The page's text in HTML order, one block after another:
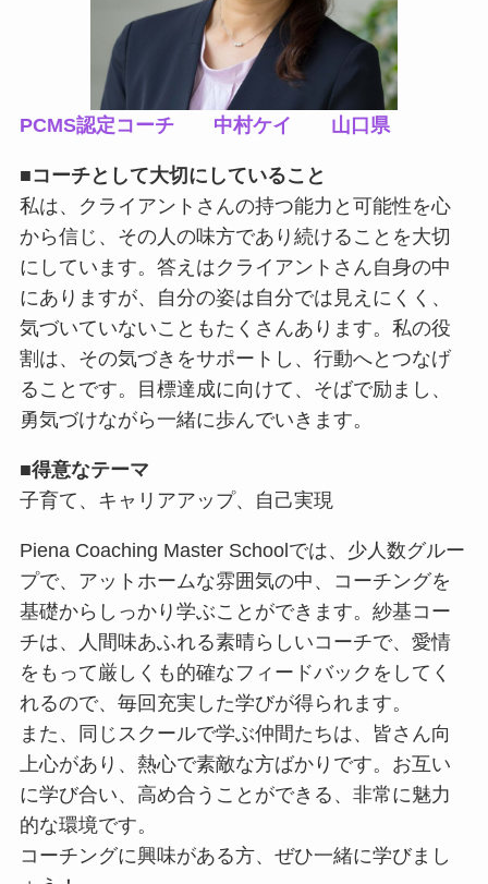
PCMS認定コーチ 中村ケイ 山口県
■コーチとして大切にしていること
私は、クライアントさんの持つ能力と可能性を心
から信じ、その人の味方であり続けることを大切
にしています。答えはクライアントさん自身の中
にありますが、自分の姿は自分では見えにくく、
気づいていないこともたくさんあります。私の役
割は、その気づきをサポートし、行動へとつなげ
ることです。目標達成に向けて、そばで励まし、
勇気づけながら一緒に歩んでいきます。
■得意なテーマ
子育て、キャリアアップ、自己実現
Piena Coaching Master Schoolでは、少人数グルー
プで、アットホームな雰囲気の中、コーチングを
基礎からしっかり学ぶことができます。紗基コー
チは、人間味あふれる素晴らしいコーチで、愛情
をもって厳しくも的確なフィードバックをしてく
れるので、毎回充実した学びが得られます。
また、同じスクールで学ぶ仲間たちは、皆さん向
上心があり、熱心で素敵な方ばかりです。お互い
に学び合い、高め合うことができる、非常に魅力
的な環境です。
コーチングに興味がある方、ぜひ一緒に学びまし